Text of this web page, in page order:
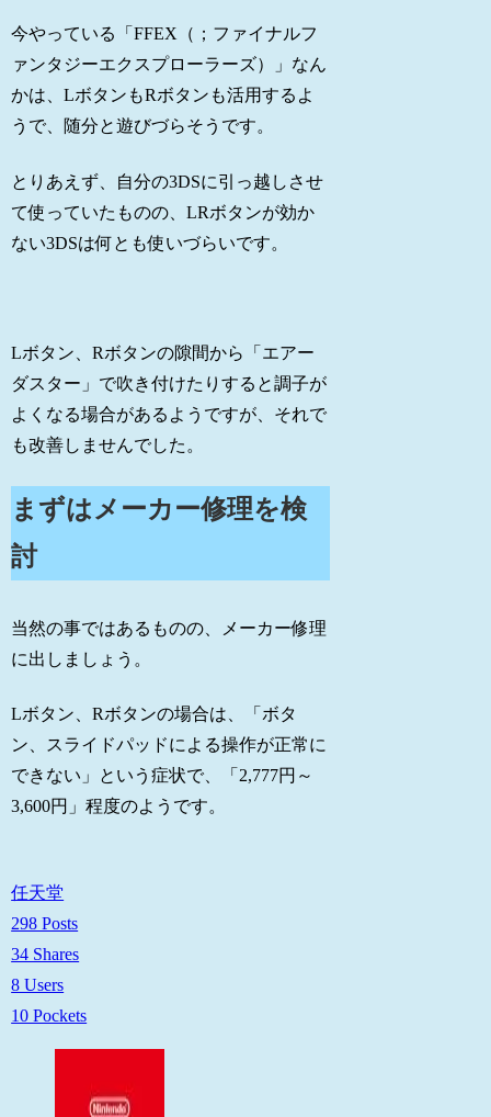
今やっている「FFEX（；ファイナルフ
ァンタジーエクスプローラーズ）」なん
かは、LボタンもRボタンも活用するよ
うで、随分と遊びづらそうです。
とりあえず、自分の3DSに引っ越しさせ
て使っていたものの、LRボタンが効か
ない3DSは何とも使いづらいです。
Lボタン、Rボタンの隙間から「エアー
ダスター」で吹き付けたりすると調子が
よくなる場合があるようですが、それで
も改善しませんでした。
まずはメーカー修理を検
討
当然の事ではあるものの、メーカー修理
に出しましょう。
Lボタン、Rボタンの場合は、「ボタ
ン、スライドパッドによる操作が正常に
できない」という症状で、「2,777円～
3,600円」程度のようです。
任天堂
298 Posts
34 Shares
8 Users
10 Pockets